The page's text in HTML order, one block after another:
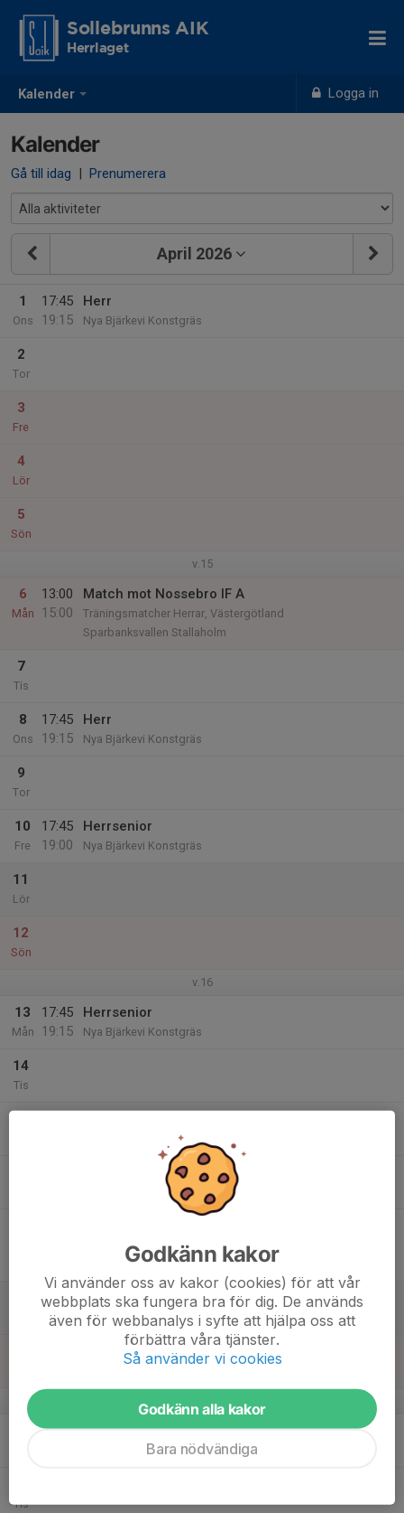
Kalender Logga in
Sollebrunns AIK
Herrlaget
Kalender
Gå till idag | Prenumerera
April 2026
1
Ons
17:45
19:15
Herr
Nya Bjärkevi Konstgräs
2
Tor
3
Fre
4
Lör
5
Sön
v.15
6
Mån
13:00
15:00
Match mot Nossebro IF A
Träningsmatcher Herrar, Västergötland
Sparbanksvallen Stallaholm
7
Tis
8
Ons
17:45
19:15
Herr
Nya Bjärkevi Konstgräs
9
Tor
10
Fre
17:45
19:00
Herrsenior
Nya Bjärkevi Konstgräs
11
Lör
12
Sön
v.16
13
Mån
17:45
19:15
Herrsenior
Nya Bjärkevi Konstgräs
14
Tis
Nya Bjärkevi Konstgräs
Herrar, Div 5 Nordvästra
Strömsvallen A konstgräs
Herrsenior
v.17
Tis
Godkänn kakor
Vi använder oss av kakor (cookies) för att vår
webbplats ska fungera bra för dig. De används
även för webbanalys i syfte att hjälpa oss att
förbättra våra tjänster.
Så använder vi cookies
Godkänn alla kakor
Bara nödvändiga